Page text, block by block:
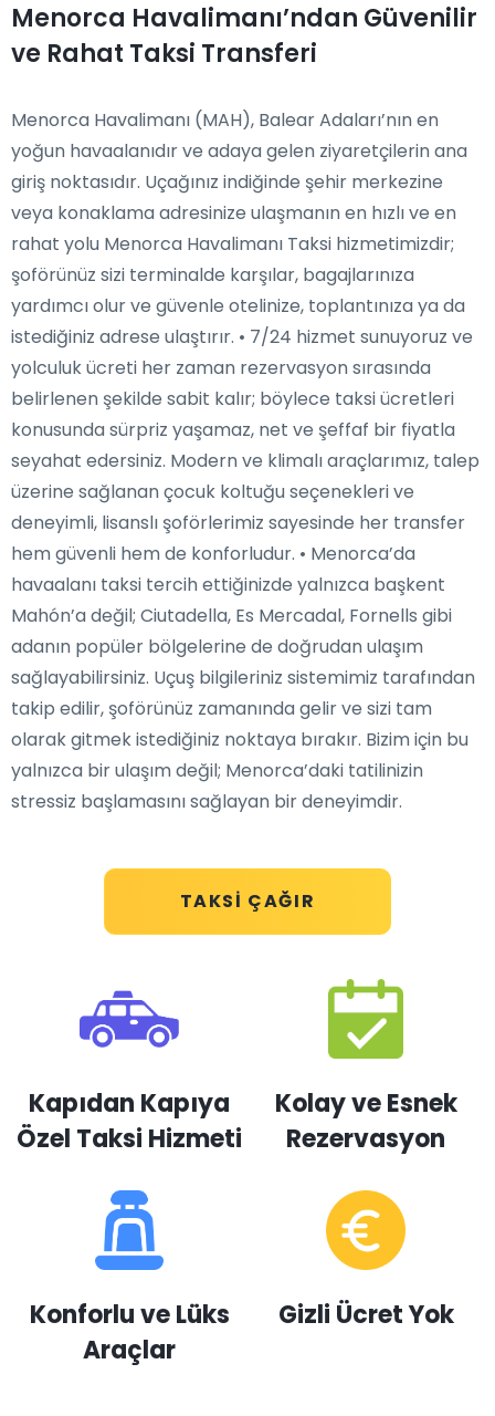
TAKSI ÇAĞIR
Menorca Havalimanı’ndan Güvenilir
ve Rahat Taksi Transferi
Menorca Havalimanı (MAH), Balear Adaları’nın en
yoğun havaalanıdır ve adaya gelen ziyaretçilerin ana
giriş noktasıdır. Uçağınız indiğinde şehir merkezine
veya konaklama adresinize ulaşmanın en hızlı ve en
rahat yolu Menorca Havalimanı Taksi hizmetimizdir;
şoförünüz sizi terminalde karşılar, bagajlarınıza
yardımcı olur ve güvenle otelinize, toplantınıza ya da
istediğiniz adrese ulaştırır. • 7/24 hizmet sunuyoruz ve
yolculuk ücreti her zaman rezervasyon sırasında
belirlenen şekilde sabit kalır; böylece taksi ücretleri
konusunda sürpriz yaşamaz, net ve şeffaf bir fiyatla
seyahat edersiniz. Modern ve klimalı araçlarımız, talep
üzerine sağlanan çocuk koltuğu seçenekleri ve
deneyimli, lisanslı şoförlerimiz sayesinde her transfer
hem güvenli hem de konforludur. • Menorca’da
havaalanı taksi tercih ettiğinizde yalnızca başkent
Mahón’a değil; Ciutadella, Es Mercadal, Fornells gibi
adanın popüler bölgelerine de doğrudan ulaşım
sağlayabilirsiniz. Uçuş bilgileriniz sistemimiz tarafından
takip edilir, şoförünüz zamanında gelir ve sizi tam
olarak gitmek istediğiniz noktaya bırakır. Bizim için bu
yalnızca bir ulaşım değil; Menorca’daki tatilinizin
stressiz başlamasını sağlayan bir deneyimdir.
Kapıdan Kapıya
Özel Taksi Hizmeti
Kolay ve Esnek
Rezervasyon
Konforlu ve Lüks
Araçlar
Gizli Ücret Yok